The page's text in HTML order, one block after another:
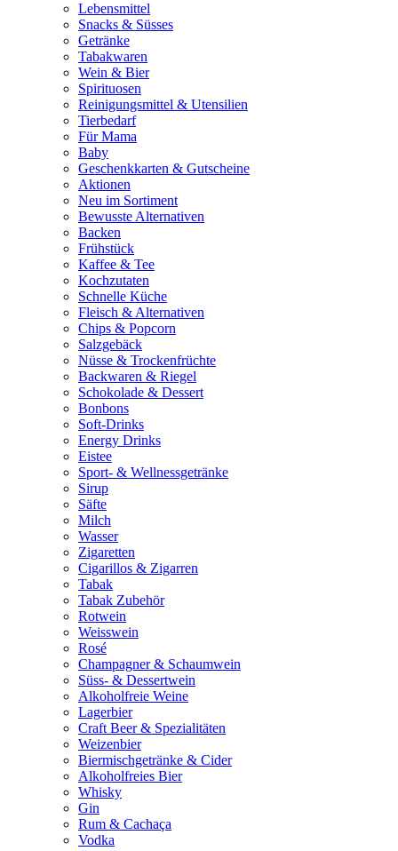
Lebensmittel
Snacks & Süsses
Getränke
Tabakwaren
Wein & Bier
Spirituosen
Reinigungsmittel & Utensilien
Tierbedarf
Für Mama
Baby
Geschenkkarten & Gutscheine
Aktionen
Neu im Sortiment
Bewusste Alternativen
Backen
Frühstück
Kaffee & Tee
Kochzutaten
Schnelle Küche
Fleisch & Alternativen
Chips & Popcorn
Salzgebäck
Nüsse & Trockenfrüchte
Backwaren & Riegel
Schokolade & Dessert
Bonbons
Soft-Drinks
Energy Drinks
Eistee
Sport- & Wellnessgetränke
Sirup
Säfte
Milch
Wasser
Zigaretten
Cigarillos & Zigarren
Tabak
Tabak Zubehör
Rotwein
Weisswein
Rosé
Champagner & Schaumwein
Süss- & Dessertwein
Alkoholfreie Weine
Lagerbier
Craft Beer & Spezialitäten
Weizenbier
Biermischgetränke & Cider
Alkoholfreies Bier
Whisky
Gin
Rum & Cachaça
Vodka